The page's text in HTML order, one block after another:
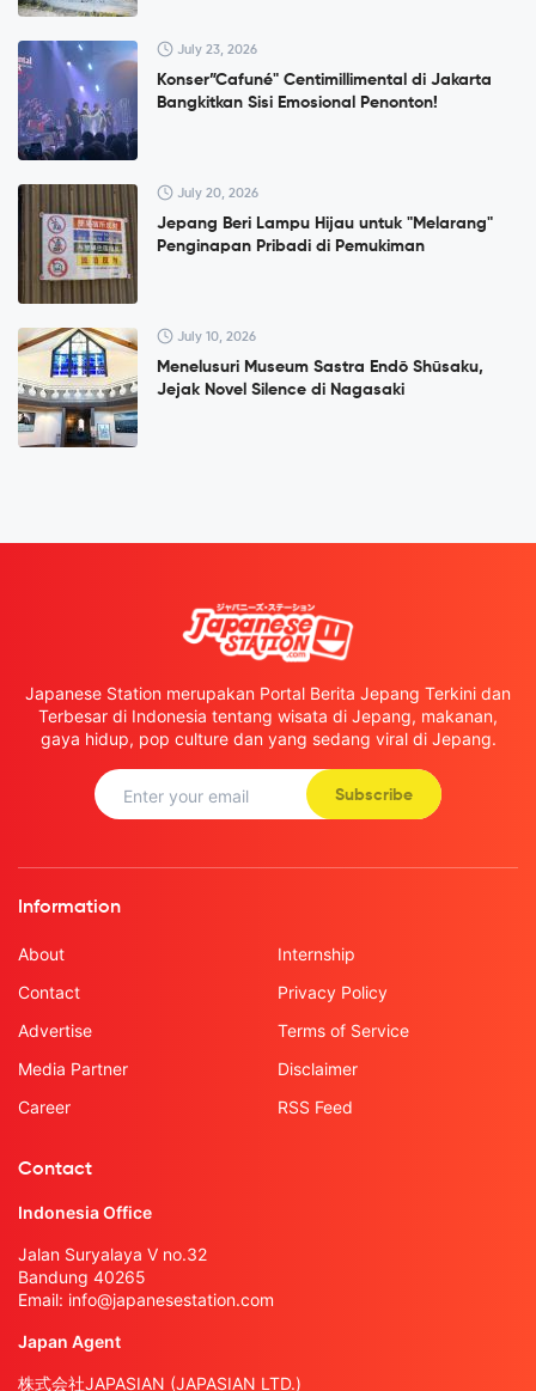
July 23, 2026
Konser”Cafuné" Centimillimental di Jakarta
Bangkitkan Sisi Emosional Penonton!
July 20, 2026
Jepang Beri Lampu Hijau untuk "Melarang"
Penginapan Pribadi di Pemukiman
July 10, 2026
Menelusuri Museum Sastra Endō Shūsaku,
Jejak Novel Silence di Nagasaki
Japanese Station merupakan Portal Berita Jepang Terkini dan
Terbesar di Indonesia tentang wisata di Jepang, makanan,
gaya hidup, pop culture dan yang sedang viral di Jepang.
Subscribe
Information
About
Contact
Advertise
Media Partner
Career
Internship
Privacy Policy
Terms of Service
Disclaimer
RSS Feed
Contact
Indonesia Office
Jalan Suryalaya V no.32
Bandung 40265
Email: info@japanesestation.com
Japan Agent
株式会社JAPASIAN (JAPASIAN LTD.)